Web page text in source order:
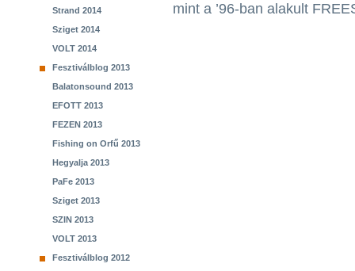
Strand 2014
Sziget 2014
VOLT 2014
Fesztiválblog 2013
Balatonsound 2013
EFOTT 2013
FEZEN 2013
Fishing on Orfű 2013
Hegyalja 2013
PaFe 2013
Sziget 2013
SZIN 2013
VOLT 2013
Fesztiválblog 2012
mint a ’96-ban alakult